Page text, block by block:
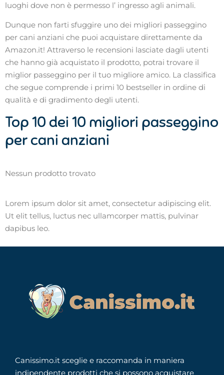
luoghi dove non è permesso l’ ingresso agli animali.
Dunque non farti sfuggire uno dei migliori passeggino
per cani anziani che puoi acquistare direttamente da
Amazon.it! Attraverso le recensioni lasciate dagli utenti
che hanno già acquistato il prodotto, potrai trovare il
miglior passeggino per il tuo migliore amico. La classifica
che segue comprende i primi 10 bestseller in ordine di
qualità e di gradimento degli utenti.
Top 10 dei 10 migliori passeggino
per cani anziani
Nessun prodotto trovato
Lorem ipsum dolor sit amet, consectetur adipiscing elit.
Ut elit tellus, luctus nec ullamcorper mattis, pulvinar
dapibus leo.
Canissimo.it sceglie e raccomanda in maniera
indipendente prodotti che si possono acquistare